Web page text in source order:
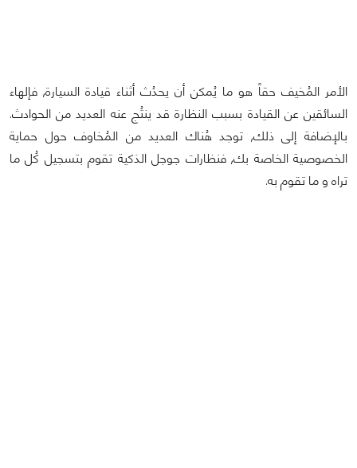
الأمر المُخيف حقاً هو ما يُمكن أن يحدُث أثناء قيادة السيارة, فإلهاء
السائقين عن القيادة بسبب النظارة قد ينتُج عنه العديد من الحوادث.
بالإضافة إلى ذلك, توجد هُناك العديد من المُخاوف حول حماية
الخصوصية الخاصة بك, فنظارات جوجل الذكية تقوم بتسجيل كُل ما
تراه و ما تقوم به.